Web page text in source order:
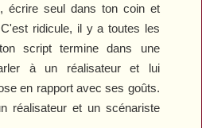
écrire seul dans ton coin et
ridicule, il y a toutes les
script termine dans une
à un réalisateur et lui
en rapport avec ses goûts.
réalisateur et un scénariste